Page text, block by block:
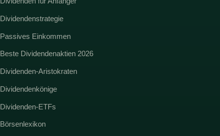
Dividendenstrategie
Passives Einkommen
Beste Dividendenaktien 2026
Dividenden-Aristokraten
Dividendenkönige
Dividenden-ETFs
Börsenlexikon